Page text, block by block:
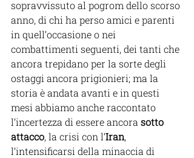
sopravvissuto al pogrom dello scorso
anno, di chi ha perso amici e parenti
in quell’occasione o nei
combattimenti seguenti, dei tanti che
ancora trepidano per la sorte degli
ostaggi ancora prigionieri; ma la
storia è andata avanti e in questi
mesi abbiamo anche raccontato
l’incertezza di essere ancora sotto
attacco, la crisi con l’Iran,
l’intensificarsi della minaccia di